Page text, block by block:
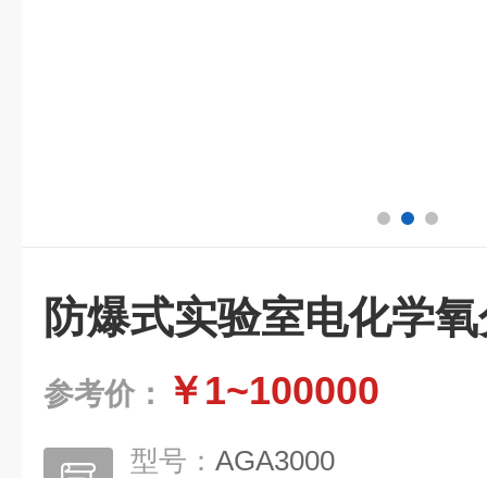
防爆式实验室电化学
参考价： ￥1~100000
型号： AGA3000